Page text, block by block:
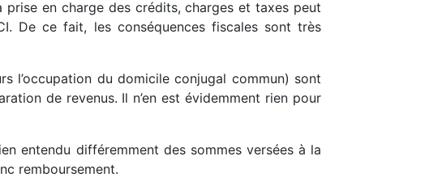
en charge des crédits, charges et taxes peut
De ce fait, les conséquences fiscales sont très
l’occupation du domicile conjugal commun) sont
de revenus. Il n’en est évidemment rien pour
entendu différemment des sommes versées à la
remboursement.